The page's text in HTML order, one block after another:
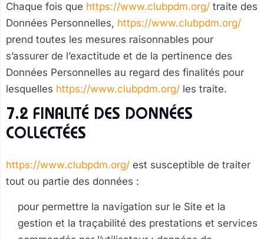
Chaque fois que https://www.clubpdm.org/ traite des
Données Personnelles, https://www.clubpdm.org/
prend toutes les mesures raisonnables pour
s’assurer de l’exactitude et de la pertinence des
Données Personnelles au regard des finalités pour
lesquelles https://www.clubpdm.org/ les traite.
7.2 FINALITÉ DES DONNÉES
COLLECTÉES
https://www.clubpdm.org/ est susceptible de traiter
tout ou partie des données :
pour permettre la navigation sur le Site et la
gestion et la traçabilité des prestations et services